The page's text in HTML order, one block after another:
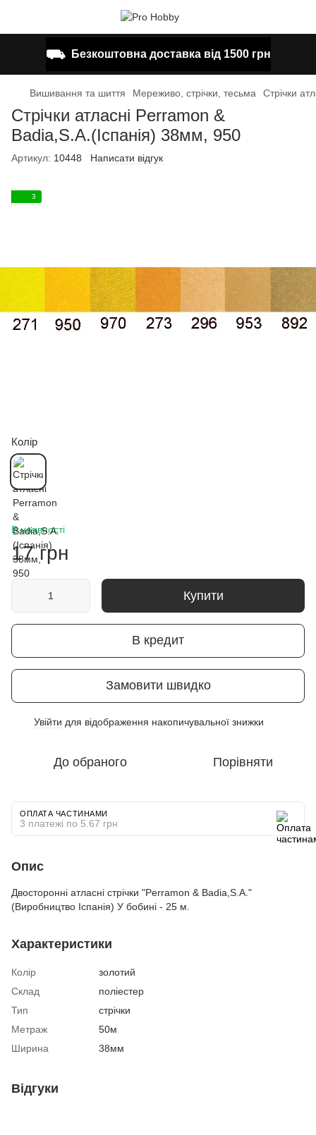
⛟ Безкоштовна доставка від 1500 грн
Вишивання та шиття Мереживо, стрічки, тесьма Стрічки
Стрічки атласні Perramon &
Badia,S.A.(Іспанія) 38мм, 950
Артикул: 10448 Написати відгук
3
Колір
В наявності
17 грн
Купити
В кредит
Замовити швидко
Увійти для відображення накопичувальної знижки
До обраного Порівняти
ОПЛАТА ЧАСТИНАМИ
3 платежі по 5.67 грн
Опис
Двосторонні атласні стрічки "Perramon & Badia,S.A."
(Виробництво Іспанія) У бобині - 25 м.
Характеристики
Колір
золотий
Склад
поліестер
Тип
стрічки
Метраж
50м
Ширина
38мм
Відгуки